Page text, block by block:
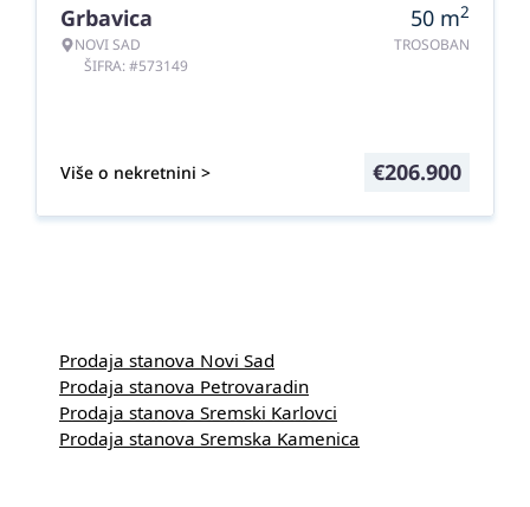
Grbavica
NOVI SAD
ŠIFRA: #573149
50 m2
TROSOBAN
Više o nekretnini > €206.900
Prodaja stanova Novi Sad
Prodaja stanova Petrovaradin
Prodaja stanova Sremski Karlovci
Prodaja stanova Sremska Kamenica